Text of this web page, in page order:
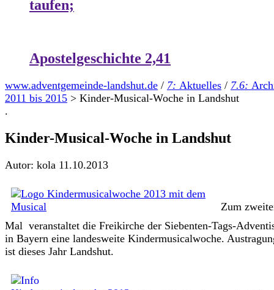
taufen;
Apostelgeschichte 2,41
www.adventgemeinde-landshut.de / 7: Aktuelles / 7.6:
2011 bis 2015 > Kinder-Musical-Woche in Landshut
.
Kinder-Musical-Woche in Landshut
Autor: kola 11.10.2013
Zum
Mal veranstaltet die Freikirche der Siebenten-Tags-
in Bayern eine landesweite Kindermusicalwoche.
ist dieses Jahr Landshut.